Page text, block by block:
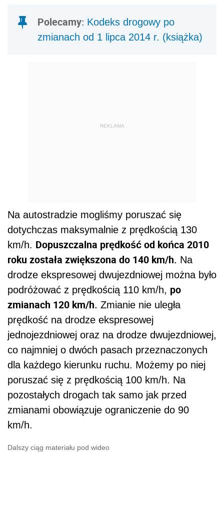
Polecamy: Kodeks drogowy po
zmianach od 1 lipca 2014 r. (książka)
REKLAMA
Na autostradzie mogliśmy poruszać się
dotychczas maksymalnie z prędkością 130
km/h. Dopuszczalna prędkość od końca 2010
roku została zwiększona do 140 km/h. Na
drodze ekspresowej dwujezdniowej można było
podróżować z prędkością 110 km/h, po
zmianach 120 km/h. Zmianie nie uległa
prędkość na drodze ekspresowej
jednojezdniowej oraz na drodze dwujezdniowej,
co najmniej o dwóch pasach przeznaczonych
dla każdego kierunku ruchu. Możemy po niej
poruszać się z prędkością 100 km/h. Na
pozostałych drogach tak samo jak przed
zmianami obowiązuje ograniczenie do 90
km/h.
Dalszy ciąg materiału pod wideo